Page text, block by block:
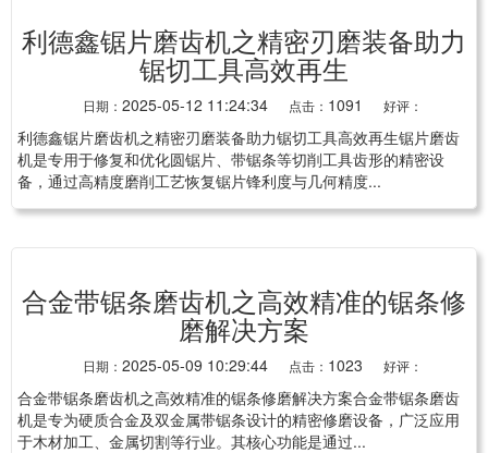
利德鑫锯片磨齿机之精密刃磨装备助力
锯切工具高效再生
日期： 2025-05-12 11:24:34 点击： 1091 好评：
利德鑫锯片磨齿机之精密刃磨装备助力锯切工具高效再生锯片磨齿
机是专用于修复和优化圆锯片、带锯条等切削工具齿形的精密设
备，通过高精度磨削工艺恢复锯片锋利度与几何精度...
合金带锯条磨齿机之高效精准的锯条修
磨解决方案
日期： 2025-05-09 10:29:44 点击： 1023 好评：
合金带锯条磨齿机之高效精准的锯条修磨解决方案合金带锯条磨齿
机是专为硬质合金及双金属带锯条设计的精密修磨设备，广泛应用
于木材加工、金属切割等行业。其核心功能是通过...